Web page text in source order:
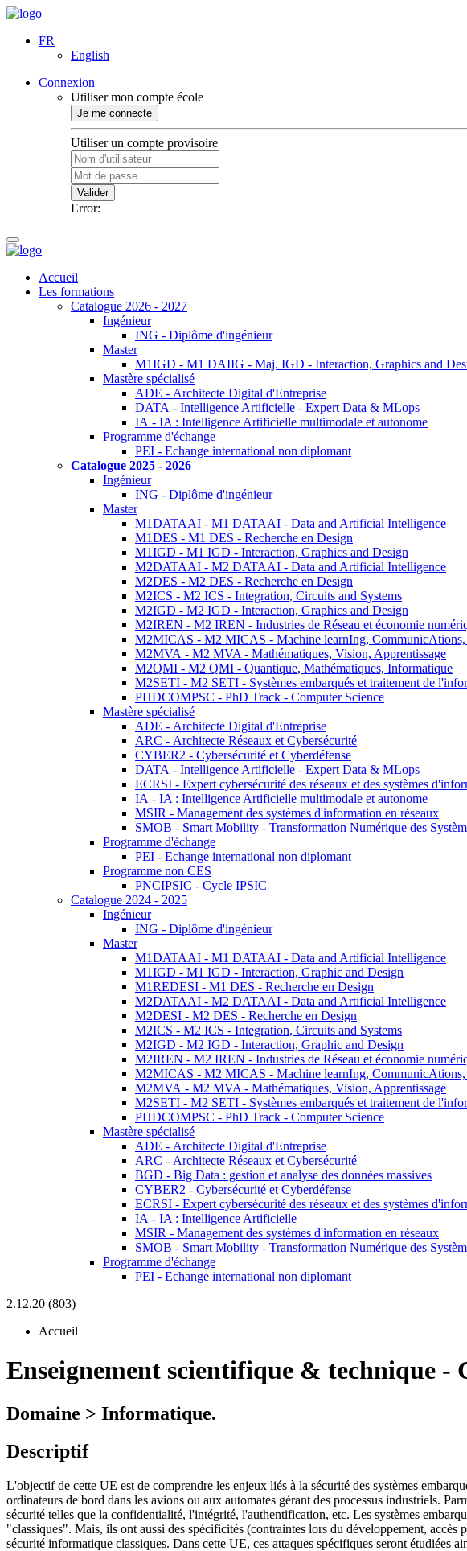
FR
English
Connexion
Utiliser mon compte école
Je me connecte
Utiliser un compte provisoire
Valider
Error:
Accueil
Les formations
Catalogue 2026 - 2027
Ingénieur
ING - Diplôme d'ingénieur
Master
M1IGD - M1 DAIIG - Maj. IGD - Interaction, Graphics and
Mastère spécialisé
ADE - Architecte Digital d'Entreprise
DATA - Intelligence Artificielle - Expert Data & MLops
IA - IA : Intelligence Artificielle multimodale et autonome
Programme d'échange
PEI - Echange international non diplomant
Catalogue 2025 - 2026
Ingénieur
ING - Diplôme d'ingénieur
Master
M1DATAAI - M1 DATAAI - Data and Artificial Intelligence
M1DES - M1 DES - Recherche en Design
M1IGD - M1 IGD - Interaction, Graphics and Design
M2DATAAI - M2 DATAAI - Data and Artificial Intelligence
M2DES - M2 DES - Recherche en Design
M2ICS - M2 ICS - Integration, Circuits and Systems
M2IGD - M2 IGD - Interaction, Graphics and Design
M2IREN - M2 IREN - Industries de Réseau et économie
M2MICAS - M2 MICAS - Machine learnIng, CommunicAtions,
M2MVA - M2 MVA - Mathématiques, Vision, Apprentissage
M2QMI - M2 QMI - Quantique, Mathématiques, Informatique
M2SETI - M2 SETI - Systèmes embarqués et traitement de
PHDCOMPSC - PhD Track - Computer Science
Mastère spécialisé
ADE - Architecte Digital d'Entreprise
ARC - Architecte Réseaux et Cybersécurité
CYBER2 - Cybersécurité et Cyberdéfense
DATA - Intelligence Artificielle - Expert Data & MLops
ECRSI - Expert cybersécurité des réseaux et des systèmes
IA - IA : Intelligence Artificielle multimodale et autonome
MSIR - Management des systèmes d'information en réseaux
SMOB - Smart Mobility - Transformation Numérique des
Programme d'échange
PEI - Echange international non diplomant
Programme non CES
PNCIPSIC - Cycle IPSIC
Catalogue 2024 - 2025
Ingénieur
ING - Diplôme d'ingénieur
Master
M1DATAAI - M1 DATAAI - Data and Artificial Intelligence
M1IGD - M1 IGD - Interaction, Graphic and Design
M1REDESI - M1 DES - Recherche en Design
M2DATAAI - M2 DATAAI - Data and Artificial Intelligence
M2DESI - M2 DES - Recherche en Design
M2ICS - M2 ICS - Integration, Circuits and Systems
M2IGD - M2 IGD - Interaction, Graphic and Design
M2IREN - M2 IREN - Industries de Réseau et économie
M2MICAS - M2 MICAS - Machine learnIng, CommunicAtions,
M2MVA - M2 MVA - Mathématiques, Vision, Apprentissage
M2SETI - M2 SETI - Systèmes embarqués et traitement de
PHDCOMPSC - PhD Track - Computer Science
Mastère spécialisé
ADE - Architecte Digital d'Entreprise
ARC - Architecte Réseaux et Cybersécurité
BGD - Big Data : gestion et analyse des données massives
CYBER2 - Cybersécurité et Cyberdéfense
ECRSI - Expert cybersécurité des réseaux et des systèmes
IA - IA : Intelligence Artificielle
MSIR - Management des systèmes d'information en réseaux
SMOB - Smart Mobility - Transformation Numérique des
Programme d'échange
PEI - Echange international non diplomant
2.12.20 (803)
Accueil
Enseignement scientifique & technique -
Domaine > Informatique.
Descriptif
L'objectif de cette UE est de comprendre les enjeux liés à la sécurité des systèmes
ordinateurs de bord dans les avions ou aux automates gérant des processus industriels.
sécurité telles que la confidentialité, l'intégrité, l'authentification, etc. Les systèmes
"classiques". Mais, ils ont aussi des spécificités (contraintes lors du développement, accès
sécurité informatique classiques. Dans cette UE, ces attaques spécifiques seront étudiées